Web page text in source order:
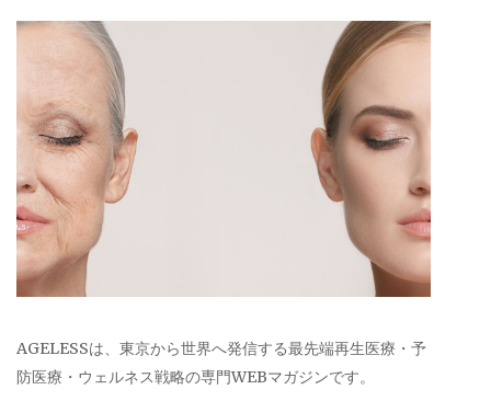
AGELESSは、東京から世界へ発信する最先端再生医療・予
防医療・ウェルネス戦略の専門WEBマガジンです。